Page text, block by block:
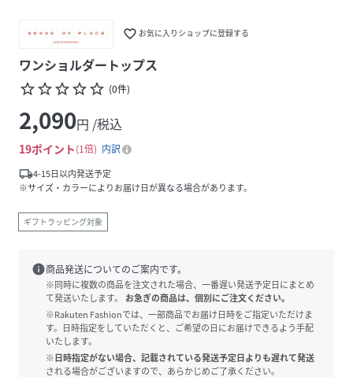
favorite_border お気に入りショップに登録する
ワンショルダートップス
star_borderstar_borderstar_borderstar_borderstar_border (0件)
2,090円 /税込
19ポイント 1倍
内訳
local_shipping4-15日以内発送予定
※サイズ・カラーによりお届け日が異なる場合があります。
ギフトラッピング対象
info商品発送についてのご案内です。
※同時に複数の商品を注文された場合、一番遅い発送予定日にまとめ
て発送いたします。
お急ぎの商品は、個別にご注文ください。
※Rakuten Fashionでは、一部商品でお届け日時をご指定いただけま
す。日時指定をしていただくと、ご希望の日にお届けできるよう手配
いたします。
※日時指定がない場合、記載されている発送予定日よりも遅れて発送
される場合がございますので、あらかじめご了承ください。